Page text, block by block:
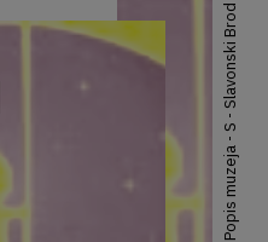
Popis muzeja - S - Slavonski Brod